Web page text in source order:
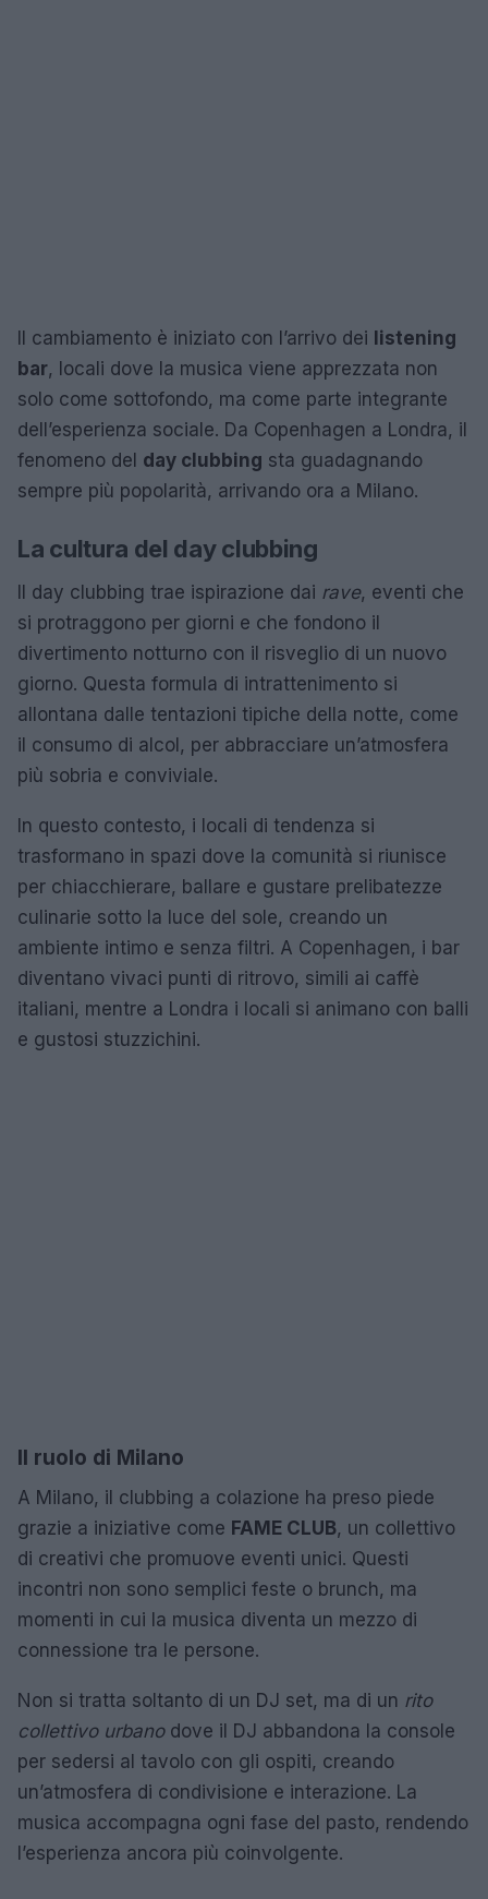
Il cambiamento è iniziato con l’arrivo dei listening
bar, locali dove la musica viene apprezzata non
solo come sottofondo, ma come parte integrante
dell’esperienza sociale. Da Copenhagen a Londra, il
fenomeno del day clubbing sta guadagnando
sempre più popolarità, arrivando ora a Milano.
La cultura del day clubbing
Il day clubbing trae ispirazione dai rave, eventi che
si protraggono per giorni e che fondono il
divertimento notturno con il risveglio di un nuovo
giorno. Questa formula di intrattenimento si
allontana dalle tentazioni tipiche della notte, come
il consumo di alcol, per abbracciare un’atmosfera
più sobria e conviviale.
In questo contesto, i locali di tendenza si
trasformano in spazi dove la comunità si riunisce
per chiacchierare, ballare e gustare prelibatezze
culinarie sotto la luce del sole, creando un
ambiente intimo e senza filtri. A Copenhagen, i bar
diventano vivaci punti di ritrovo, simili ai caffè
italiani, mentre a Londra i locali si animano con balli
e gustosi stuzzichini.
Il ruolo di Milano
A Milano, il clubbing a colazione ha preso piede
grazie a iniziative come FAME CLUB, un collettivo
di creativi che promuove eventi unici. Questi
incontri non sono semplici feste o brunch, ma
momenti in cui la musica diventa un mezzo di
connessione tra le persone.
Non si tratta soltanto di un DJ set, ma di un rito
collettivo urbanodove il DJ abbandona la console
per sedersi al tavolo con gli ospiti, creando
un’atmosfera di condivisione e interazione. La
musica accompagna ogni fase del pasto, rendendo
l’esperienza ancora più coinvolgente.